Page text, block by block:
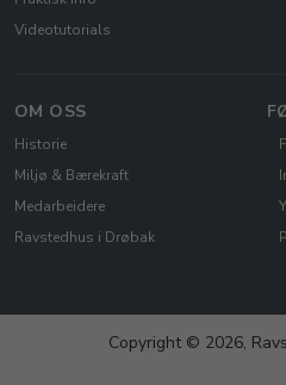
Videotutorials
OM OSS
Historie
Miljø & Bærekraft
Medarbeidere
Ravstedhus i Drøbak
Copyright © 2026,